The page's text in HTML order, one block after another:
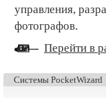
управления,
фотографов.
Перейти в
Системы PocketWizard